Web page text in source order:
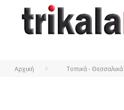
Αρχική Τοπικά - Θεσσαλικά